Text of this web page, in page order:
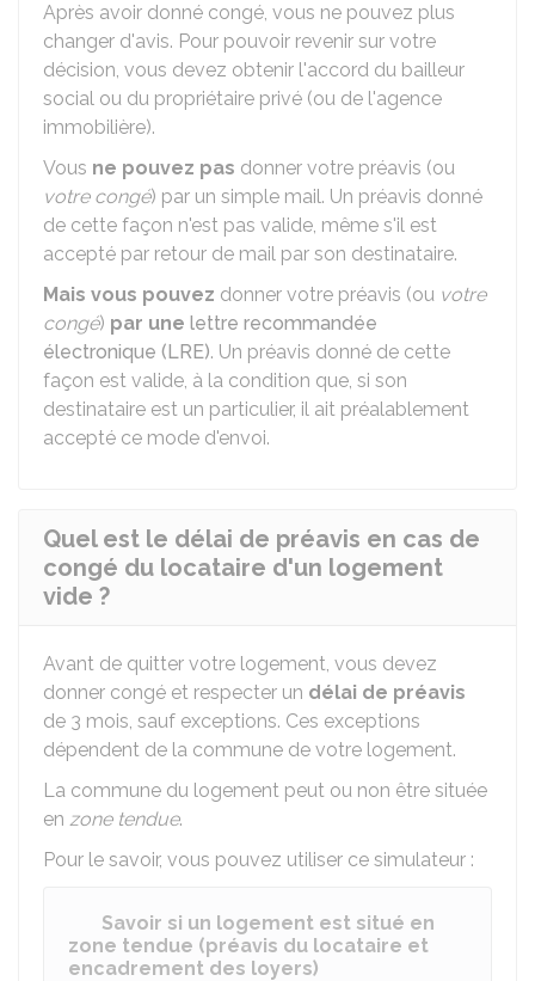
Après avoir donné congé, vous ne pouvez plus
changer d'avis. Pour pouvoir revenir sur votre
décision, vous devez obtenir l'accord du bailleur
social ou du propriétaire privé (ou de l'agence
immobilière).
Vous ne pouvez pas donner votre préavis (ou
votre congé) par un simple mail. Un préavis donné
de cette façon n'est pas valide, même s'il est
accepté par retour de mail par son destinataire.
Mais vous pouvez donner votre préavis (ou votre
congé) par une lettre recommandée
électronique (LRE). Un préavis donné de cette
façon est valide, à la condition que, si son
destinataire est un particulier, il ait préalablement
accepté ce mode d'envoi.
Quel est le délai de préavis en cas de
congé du locataire d'un logement
vide ?
Avant de quitter votre logement, vous devez
donner congé et respecter un délai de préavis
de 3 mois, sauf exceptions. Ces exceptions
dépendent de la commune de votre logement.
La commune du logement peut ou non être située
en zone tendue.
Pour le savoir, vous pouvez utiliser ce simulateur :
Savoir si un logement est situé en
zone tendue (préavis du locataire et
encadrement des loyers)